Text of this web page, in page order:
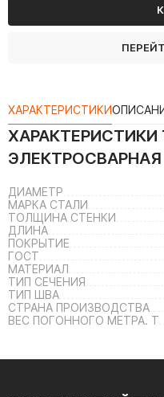
ХАРАКТЕРИСТИКИ
ХАРАКТЕРИСТИКИ
ЭЛЕКТРОСВАРНАЯ
ДИАМЕТР
МАРКА СТАЛИ
ТОЛЩИНА СТЕНКИ
ДЛИНА
ПОКРЫТИЕ
ГОСТ
МАТЕРИАЛ
ТИП СЕЧЕНИЯ
ТИП ШВА
СТРАНА ПРОИЗВОДСТВА
ВЕС ПОГОННОГО МЕТРА. Т